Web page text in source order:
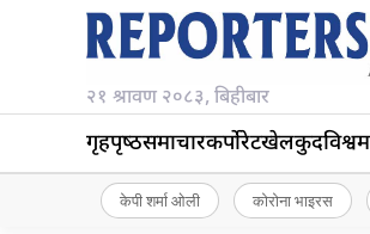
२१ श्रावण २०८३, बिहीबार
गृहपृष्‍ठसमाचारकर्पोरेटखेलकुदविश्व
केपी शर्मा ओली कोरोना भाइरस